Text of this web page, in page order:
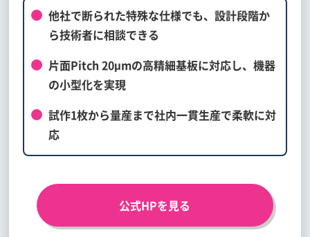
他社で断られた特殊な仕様でも、設計段階か
ら技術者に相談できる
片面Pitch 20μmの高精細基板に対応し、機器
の小型化を実現
試作1枚から量産まで社内一貫生産で柔軟に対
応
公式HPを見る